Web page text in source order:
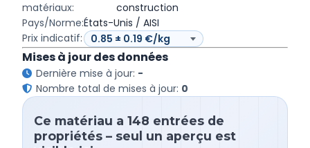
matériaux:
construction
Pays/Norme:États-Unis / AISI
Prix indicatif:
Mises à jour des données
Dernière mise à jour: -
Nombre total de mises à jour: 0
Ce matériau a 148 entrées de
propriétés – seul un aperçu est